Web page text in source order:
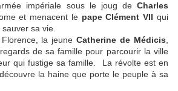
impériale sous le joug de Charles
et menacent le pape Clément VII qui
sa vie.
la jeuneCatherine de Médicis
de sa famille pour parcourir la ville
qui fustige sa famille. La révolte est en
la haine que porte le peuple à sa